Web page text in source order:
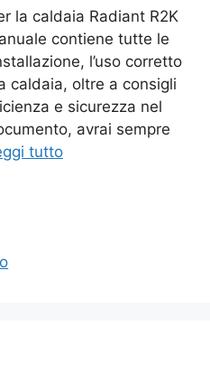
la caldaia Radiant R2K
contiene tutte le
l’uso corretto
caldaia, oltre a consigli
e sicurezza nel
avrai sempre
tutto